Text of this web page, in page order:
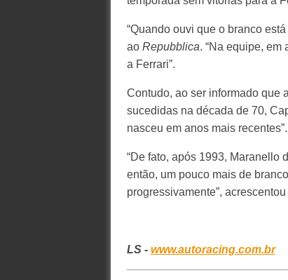
“Quando ouvi que o branco
ao Repubblica. “Na equipe, em
a Ferrari”.
Contudo, ao ser informado que
sucedidas na década de 70,
nasceu em anos mais recentes”.
“De fato, após 1993, Maranello
então, um pouco mais de
progressivamente”, acrescentou
LS - www.autoracing.com.br